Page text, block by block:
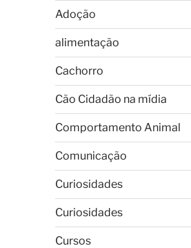
Adoção
alimentação
Cachorro
Cão Cidadão na mídia
Comportamento Animal
Comunicação
Curiosidades
Curiosidades
Cursos